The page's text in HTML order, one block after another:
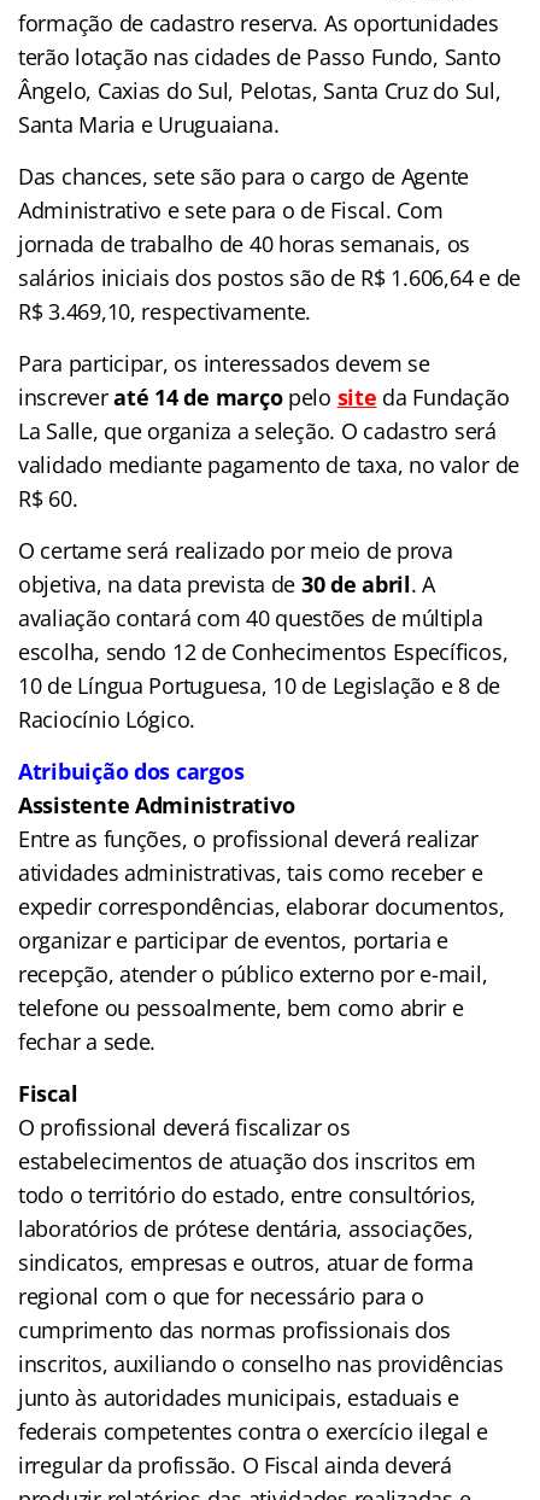
formação de cadastro reserva. As oportunidades
terão lotação nas cidades de Passo Fundo, Santo
Ângelo, Caxias do Sul, Pelotas, Santa Cruz do Sul,
Santa Maria e Uruguaiana.
Das chances, sete são para o cargo de Agente
Administrativo e sete para o de Fiscal. Com
jornada de trabalho de 40 horas semanais, os
salários iniciais dos postos são de R$ 1.606,64 e de
R$ 3.469,10, respectivamente.
Para participar, os interessados devem se
inscreveraté 14 de marçopelo site da Fundação
La Salle, que organiza a seleção. O cadastro será
validado mediante pagamento de taxa, no valor de
R$ 60.
O certame será realizado por meio de prova
objetiva, na data prevista de 30 de abril. A
avaliação contará com 40 questões de múltipla
escolha, sendo 12 de Conhecimentos Específicos,
10 de Língua Portuguesa, 10 de Legislação e 8 de
Raciocínio Lógico.
Atribuição dos cargos
Assistente Administrativo
Entre as funções, o profissional deverá realizar
atividades administrativas, tais como receber e
expedir correspondências, elaborar documentos,
organizar e participar de eventos, portaria e
recepção, atender o público externo por e-mail,
telefone ou pessoalmente, bem como abrir e
fechar a sede.
Fiscal
O profissional deverá fiscalizar os
estabelecimentos de atuação dos inscritos em
todo o território do estado, entre consultórios,
laboratórios de prótese dentária, associações,
sindicatos, empresas e outros, atuar de forma
regional com o que for necessário para o
cumprimento das normas profissionais dos
inscritos, auxiliando o conselho nas providências
junto às autoridades municipais, estaduais e
federais competentes contra o exercício ilegal e
irregular da profissão. O Fiscal ainda deverá